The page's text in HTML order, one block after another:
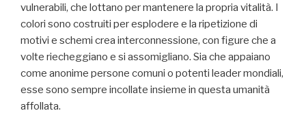
vulnerabili, che lottano per mantenere la propria vitalità. I
colori sono costruiti per esplodere e la ripetizione di
motivi e schemi crea interconnessione, con figure che a
volte riecheggiano e si assomigliano. Sia che appaiano
come anonime persone comuni o potenti leader mondiali,
esse sono sempre incollate insieme in questa umanità
affollata.